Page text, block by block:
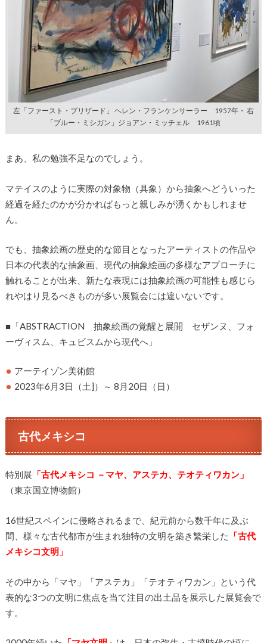
左「ファースト・ブリザード」 ヘレン・フランケンサーラー 1957年・ 右
「ブルー・ミシガン」ジョアン・ミッチェル 1961頃
まあ、私の勉強不足なのでしょう。
マテイスのように実際の対象物（具象）から抽象へどういった
経過を経たのかが分かればもっと親しみが湧くかもしれませ
ん。
でも、抽象絵画の歴史的な節目となったアーティストの作品や
日本の代表的な抽象画、現代の抽象絵画の多様なアプローチに
触れることが出来、新たな表現には抽象絵画の可能性も感じら
れやはり見るべきものが多い展覧会には違いないです。
■「ABSTRACTION 抽象絵画の覚醒と展開 セザンヌ、フォ
ーヴィスム、キュビスムから現代へ」
アーテイゾン美術館
2023年6月3日（土]）～ 8月20日（日）
古代メキシコ
特別展 「古代メキシコ －マヤ、アステカ、テオティワカン」
（東京国立博物館）
16世紀スペインに侵略されるまで、紀元前から数千年に及ぶ
間、様々な古代都市が生まれ独特の文明を築き繁栄した
「古代
メキシコ文明」
その中から「マヤ」「アステカ」「テオティワカン」という代
表的な3つの文明に焦点を当て注目の出土品を展示した展覧会で
す。